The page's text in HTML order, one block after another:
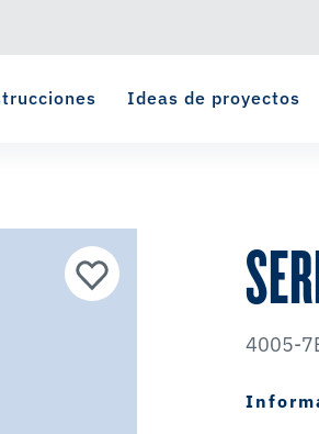
Ideas de proyectos
4005-